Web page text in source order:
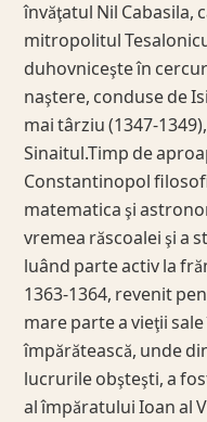
învăţatul Nil Cabasila,
mitropolitul
duhovniceşte în
naştere, conduse de
mai târziu (1347-
Sinaitul.Timp de
Constantinopol
matematica şi
vremea răscoalei şi a
luând parte activ la
1363-1364, revenit
mare parte a vieţii
împărătească, unde
lucrurile obşteşti, a
al împăratului Ioan al